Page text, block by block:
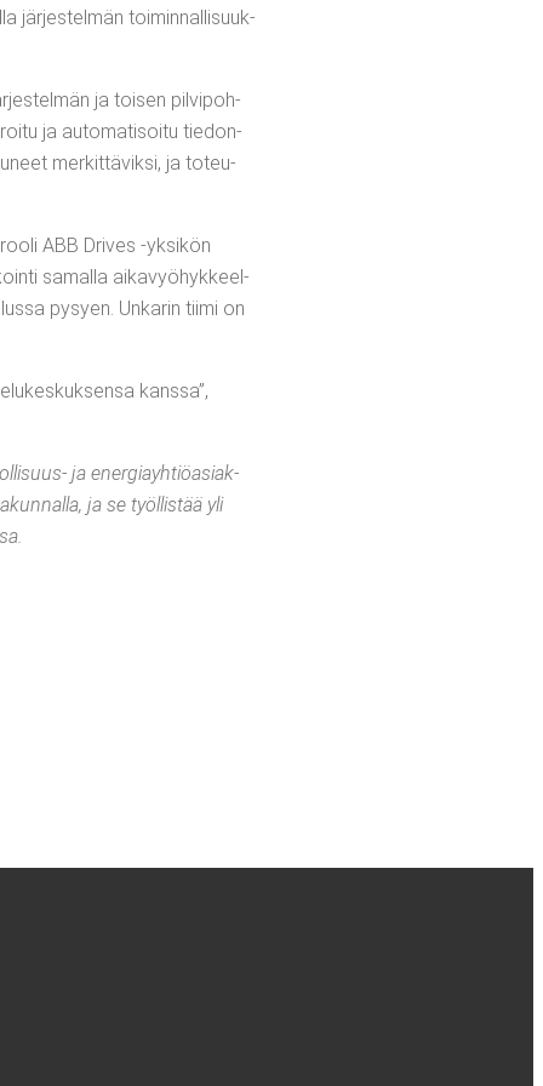
jär­jes­tel­män toi­min­nal­li­suuk­
ja toi­sen pil­vi­poh­
ja auto­ma­ti­soi­tu tie­don­
mer­kit­tä­vik­si, ja toteu­
ABB Dri­ves ‑yksi­kön
samal­la aika­vyö­hyk­keel­
pysyen. Unka­rin tii­mi on
kans­sa”,
ja ener­giayh­tiö­asiak­
ja se työl­lis­tää yli